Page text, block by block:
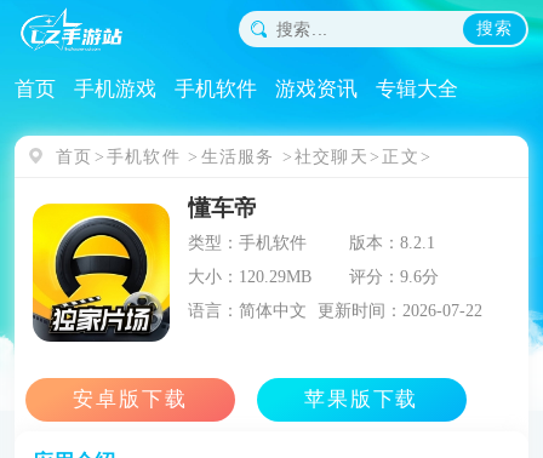
搜索
首页 手机游戏 手机软件 游戏资讯 专辑大全
首页 手机软件 生活服务 社交聊天 正文
懂车帝
类型：手机软件
版本：8.2.1
大小：120.29MB
评分：9.6分
语言：简体中文
更新时间：2026-07-22